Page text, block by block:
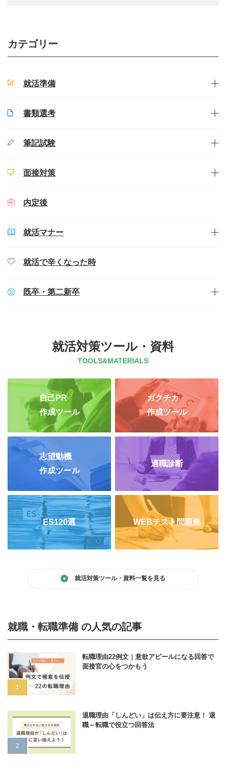
カテゴリー
就活準備
書類選考
筆記試験
面接対策
内定後
就活マナー
就活で辛くなった時
既卒・第二新卒
就活対策ツール・資料
TOOLS&MATERIALS
自己PR
作成ツール
ガクチカ
作成ツール
志望動機
作成ツール
適職診断
ES120選 WEBテスト問題集
就活対策ツール・資料一覧を見る
就職・転職準備 の人気の記事
転職理由22例文｜意欲アピールになる回答で
面接官の心をつかもう
退職理由「しんどい」は伝え方に要注意！ 退
職～転職で役立つ回答法